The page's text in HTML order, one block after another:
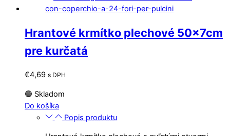
Hrantové krmítko plechové 50x7cm
pre kurčatá
€4,69 s DPH
🟢 Skladom
Do košíka
Popis produktu